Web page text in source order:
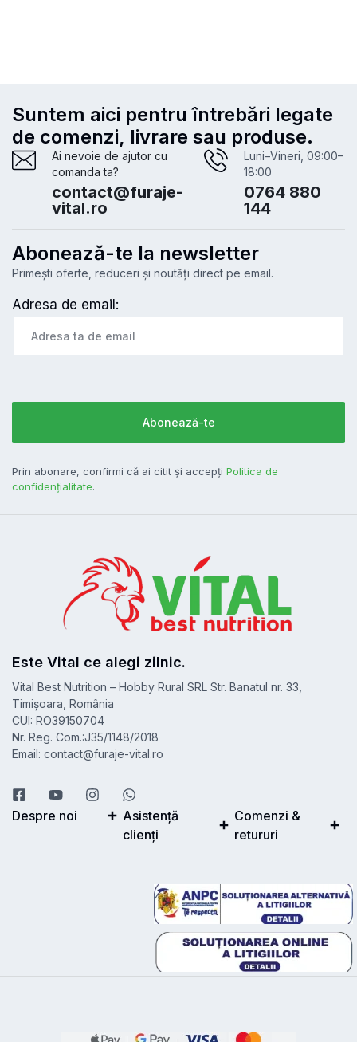
Suntem aici pentru întrebări legate
de comenzi, livrare sau produse.
Ai nevoie de ajutor cu
comanda ta?
contact@furaje-
vital.ro
Luni–Vineri, 09:00–
18:00
0764 880
144
Abonează-te la newsletter
Primești oferte, reduceri și noutăți direct pe email.
Adresa de email:
Prin abonare, confirmi că ai citit și accepți Politica de
confidențialitate.
Este Vital ce alegi zilnic.
Vital Best Nutrition – Hobby Rural SRL Str. Banatul nr. 33,
Timișoara, România
CUI: RO39150704
Nr. Reg. Com.:J35/1148/2018
Email: contact@furaje-vital.ro
Despre noi
Asistență
clienți
Comenzi &
retururi